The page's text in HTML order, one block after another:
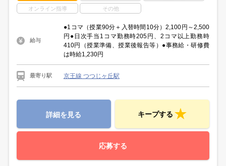
オンライン指導 その他
給与
●1コマ（授業90分＋入替時間10分）2,100円～2,500
円●日次手当1コマ勤務時205円、2コマ以上勤務時
410円（授業準備、授業後報告等）●事務給・研修費
は時給1,230円
最寄り駅 京王線 つつじヶ丘駅
詳細を見る キープする
応募する